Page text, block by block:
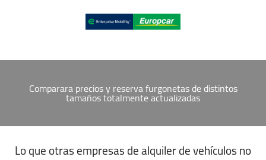
Comparara precios y reserva furgonetas de distintos
tamaños totalmente actualizadas
Lo que otras empresas de alquiler de vehículos no